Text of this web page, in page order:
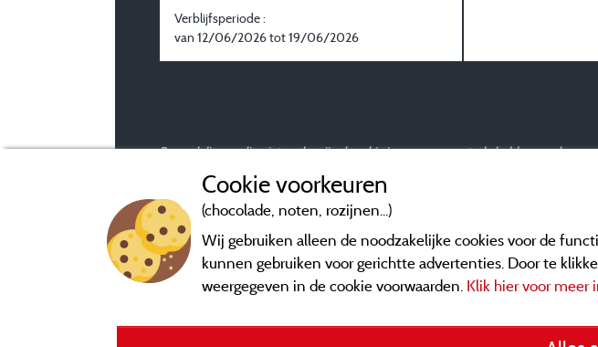
Verblijfsperiode :
van 12/06/2026 tot 19/06/2026
Beoordelingen die niet ouder zijn dan drie jaar en een controle hebben
Cookie voorkeuren
(chocolade, noten, rozijnen...)
Wij gebruiken alleen de noodzakelijke cookies voor de
kunnen gebruiken voor gerichtte advertenties. Door te
weergegeven in de cookie voorwaarden. Klik hier voor meer